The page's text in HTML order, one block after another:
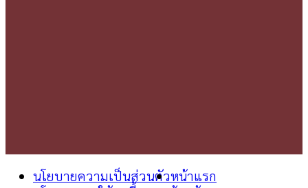
นโยบายความเป็นส่วนตัวหน้าแรก